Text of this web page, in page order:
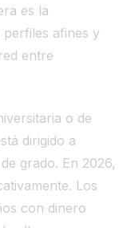
es la
afines y
entre
o de
dirigido a
grado. En 2026,
Los
con dinero